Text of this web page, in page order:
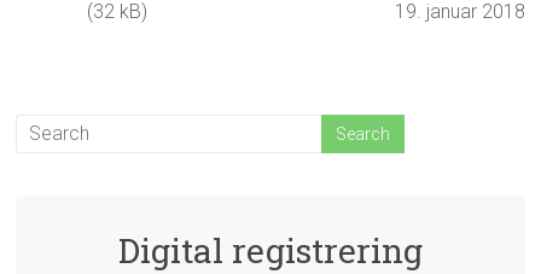
(32 kB) 19. januar 2018
Digital registrering